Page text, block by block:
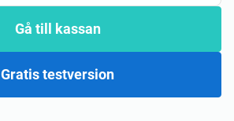
Gå till kassan
Gratis testversion